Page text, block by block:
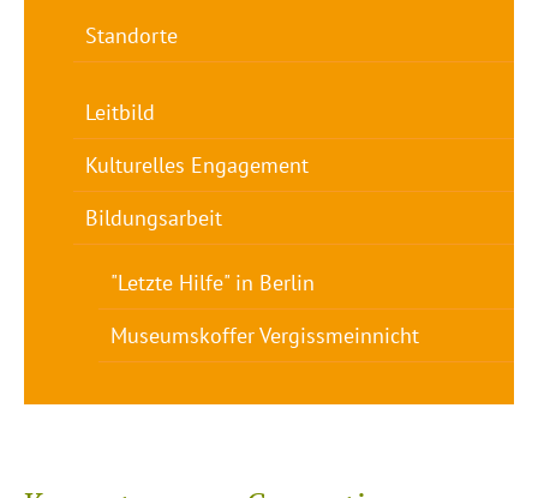
Navigation
überspringen
Standorte
Leitbild
Kulturelles Engagement
Bildungsarbeit
"Letzte Hilfe" in Berlin
Museumskoffer Vergissmeinnicht